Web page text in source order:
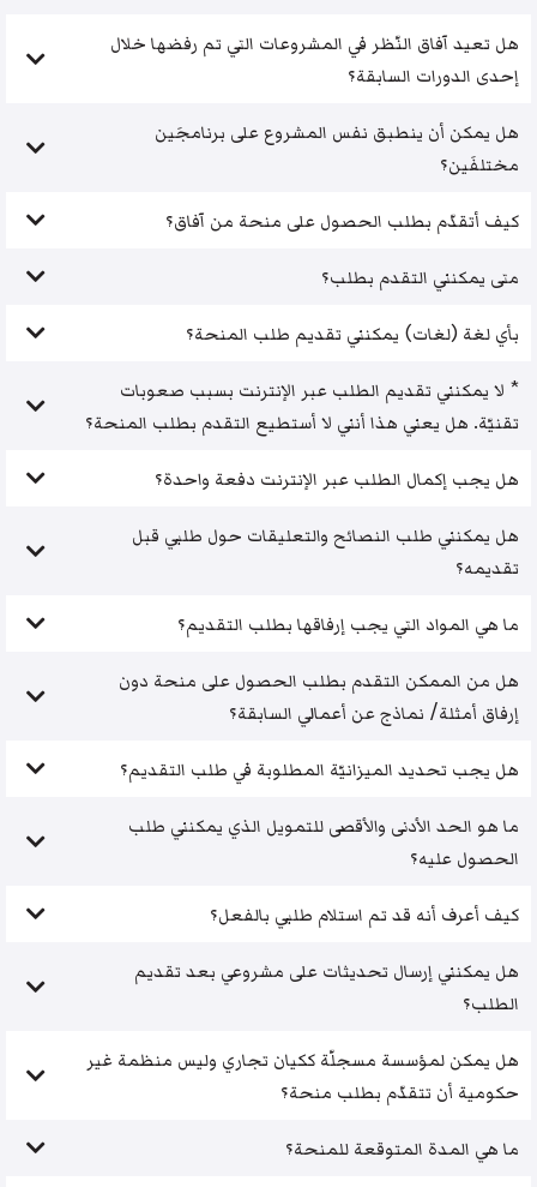
هل تعيد آفاق النّظر في المشروعات التي تم رفضها خلال
إحدى الدورات السابقة؟
هل يمكن أن ينطبق نفس المشروع على برنامجَين
مختلفَين؟
كيف أتقدّم بطلب الحصول على منحة من آفاق؟
متى يمكنني التقدم بطلب؟
بأي لغة (لغات) يمكنني تقديم طلب المنحة؟
* لا يمكنني تقديم الطلب عبر الإنترنت بسبب صعوبات
تقنيّة. هل يعني هذا أنني لا أستطيع التقدم بطلب المنحة؟
هل يجب إكمال الطلب عبر الإنترنت دفعة واحدة؟
هل يمكنني طلب النصائح والتعليقات حول طلبي قبل
تقديمه؟
ما هي المواد التي يجب إرفاقها بطلب التقديم؟
هل من الممكن التقدم بطلب الحصول على منحة دون
إرفاق أمثلة/ نماذج عن أعمالي السابقة؟
هل يجب تحديد الميزانيّة المطلوبة في طلب التقديم؟
ما هو الحد الأدنى والأقصى للتمويل الذي يمكنني طلب
الحصول عليه؟
كيف أعرف أنه قد تم استلام طلبي بالفعل؟
هل يمكنني إرسال تحديثات على مشروعي بعد تقديم
الطلب؟
هل يمكن لمؤسسة مسجلّة ككيان تجاري وليس منظمة غير
حكومية أن تتقدّم بطلب منحة؟
ما هي المدة المتوقعة للمنحة؟